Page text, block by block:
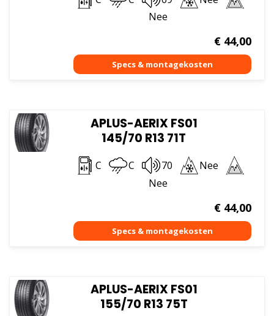
Nee
€44,00
APLUS-AERIX FS01
145/70 R13 71T
C C 70
Nee
Nee
€44,00
APLUS-AERIX FS01
155/70 R13 75T